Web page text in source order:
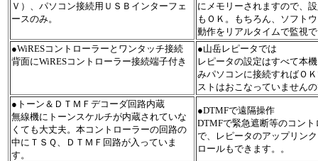
Ｖ）、パソコン接続用ＵＳＢインターフェ
ースのみ。
にメモリーされますので、
もＯＫ。もちろん、ソフト
動作をリアルタイムで監視
●WiRESコントローラーとワンタッチ接続
背面にWiRESコントローラー接続端子付き
●山岳レピータでは
レピータの設定はすべて本
みパソコンに接続すればＯ
ストはおこなっていません
●トーン＆ＤＴＭＦデコーダ回路内蔵
無線機にトーンスケルチが内蔵されていな
くても大丈夫。本コントローラーの回路の
中にＴＳＱ、ＤＴＭＦ回路が入っていま
す。
●DTMFで遠隔操作
DTMFで緊急遮断等のコン
で、レピータのアップリン
ロールもできます。。